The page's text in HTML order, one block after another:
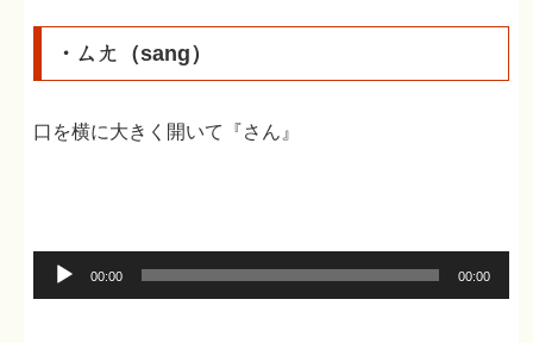
ー
・ㄙㄤ（sang）
口を横に大きく開いて『さん』
声
00:00 00:00